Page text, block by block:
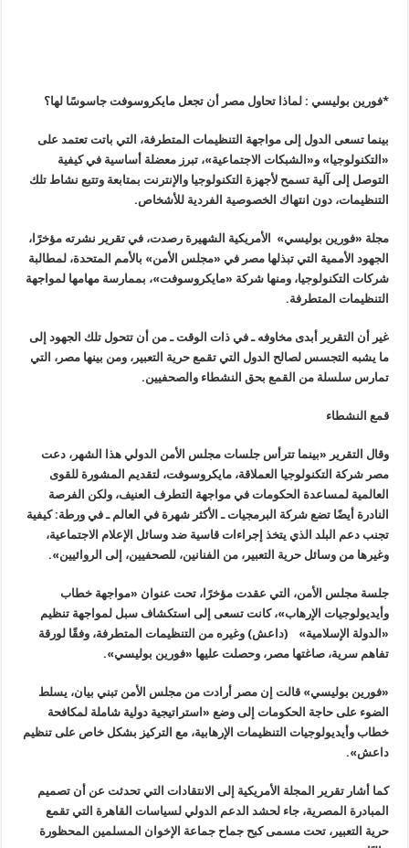
*فورين بوليسي : لماذا تحاول مصر أن تجعل مايكروسوفت جاسوسًا لها؟
بينما تسعى الدول إلى مواجهة التنظيمات المتطرفة، التي باتت تعتمد على
« التكنولوجيا» و«الشبكات الاجتماعية»، تبرز معضلة أساسية في كيفية
التوصل إلى آلية تسمح لأجهزة التكنولوجيا والإنترنت بمتابعة وتتبع نشاط تلك
التنظيمات، دون انتهاك الخصوصية الفردية للأشخاص.
مجلة «فورين بوليسي» الأمريكية الشهيرة رصدت، في تقرير نشرته مؤخرًا،
الجهود الأممية التي تبذلها مصر في «مجلس الأمن» بالأمم المتحدة، لمطالبة
شركات التكنولوجيا، ومنها شركة «مايكروسوفت»، بممارسة مهامها لمواجهة
التنظيمات المتطرفة.
غير أن التقرير أبدى مخاوفه ـ في ذات الوقت ـ من أن تتحول تلك الجهود إلى
ما يشبه التجسس لصالح الدول التي تقمع حرية التعبير، ومن بينها مصر، التي
تمارس سلسلة من القمع بحق النشطاء والصحفيين.
قمع النشطاء
وقال التقرير «بينما تترأس جلسات مجلس الأمن الدولي هذا الشهر، دعت
مصر شركة التكنولوجيا العملاقة، مايكروسوفت، لتقديم المشورة للقوى
العالمية لمساعدة الحكومات في مواجهة التطرف العنيف، ولكن الفرصة
النادرة أيضًا تضع شركة البرمجيات ـ الأكثر شهرة في العالم ـ في ورطة: كيفية
تجنب دعم البلد الذي يتخذ إجراءات قاسية ضد وسائل الإعلام الاجتماعية،
وغيرها من وسائل حرية التعبير، من الفنانين، للصحفيين، إلى الروائيين».
جلسة مجلس الأمن، التي عقدت مؤخرًا، تحت عنوان «مواجهة خطاب
وأيديولوجيات الإرهاب»، كانت تسعى إلى استكشاف سبل لمواجهة تنظيم
«الدولة الإسلامية» (داعش) وغيره من التنظيمات المتطرفة، وفقًا لورقة
تفاهم سرية، صاغتها مصر، وحصلت عليها «فورين بوليسي».
«فورين بوليسي» قالت إن مصر أرادت من مجلس الأمن تبني بيان، يسلط
الضوء على حاجة الحكومات إلى وضع «استراتيجية دولية شاملة لمكافحة
خطاب وأيديولوجيات التنظيمات الإرهابية، مع التركيز بشكل خاص على تنظيم
داعش».
كما أشار تقرير المجلة الأمريكية إلى الانتقادات التي تحدثت عن أن تصميم
المبادرة المصرية، جاء لحشد الدعم الدولي لسياسات القاهرة التي تقمع
حرية التعبير، تحت مسمى كبح جماح جماعة الإخوان المسلمين المحظورة